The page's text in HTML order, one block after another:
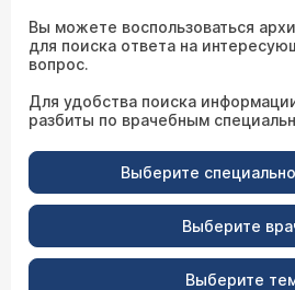
Вы можете воспользоваться
для поиска ответа на
вопрос.
Для удобства поиска
разбиты по врачебным
Выберите
Выберите
Выберите